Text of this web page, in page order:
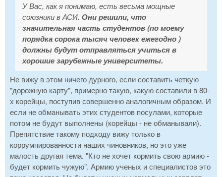
У Вас, как я понимаю, есть весьма мощные
союзники в АСИ. Они решили, что
значительная часть студентов (по моему
порядка сорока тысяч человек ежегодно )
должны будут отправляться учиться в
хорошие зарубежные университеты.
Не вижу в этом ничего дурного, если составить четкую
"дорожную карту", примерно такую, какую составили в 80-
х корейцы, поступив совершенно аналогичным образом. И
если не обманывать этих студентов посулами, которые
потом не будут выполнены (корейцы - не обманывали).
Препятствие такому подходу вижу только в
коррумпированности наших чиновников, но это уже
малость другая тема. "Кто не хочет кормить свою армию -
будет кормить чужую". Армию ученых и специалистов это